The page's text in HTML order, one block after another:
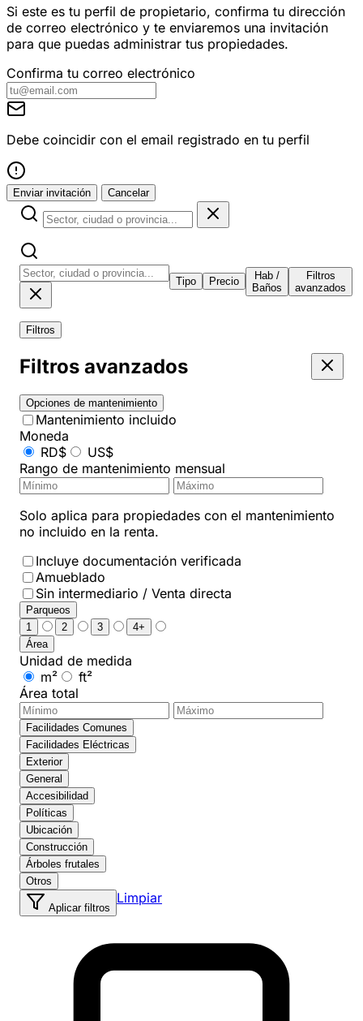
Si este es tu perfil de propietario, confirma tu dirección
de correo electrónico y te enviaremos una invitación
para que puedas administrar tus propiedades.
Confirma tu correo electrónico
Debe coincidir con el email registrado en tu perfil
Enviar invitación Cancelar
Tipo Precio
Hab /
Baños
Filtros
avanzados
Filtros
Filtros avanzados
Opciones de mantenimiento
Mantenimiento incluido
Moneda
RD$
US$
Rango de mantenimiento mensual
Solo aplica para propiedades con el mantenimiento
no incluido en la renta.
Incluye documentación verificada
Amueblado
Sin intermediario / Venta directa
Parqueos
1
2 3
4+
Área
Unidad de medida
m²
ft²
Área total
Facilidades Comunes
Facilidades Eléctricas
Exterior
General
Accesibilidad
Políticas
Ubicación
Construcción
Árboles frutales
Otros
Aplicar filtros
Limpiar